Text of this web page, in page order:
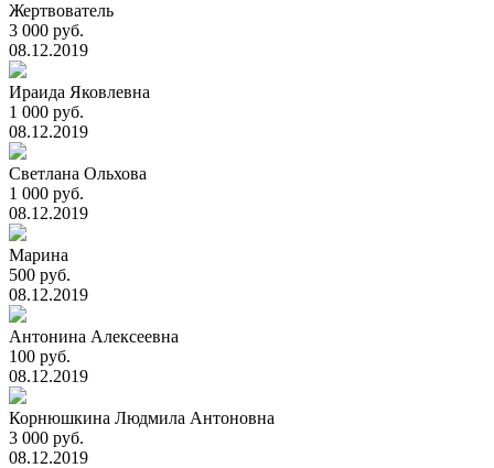
Жертвователь
3 000 руб.
08.12.2019
Ираида Яковлевна
1 000 руб.
08.12.2019
Светлана Ольхова
1 000 руб.
08.12.2019
Марина
500 руб.
08.12.2019
Антонина Алексеевна
100 руб.
08.12.2019
Корнюшкина Людмила Антоновна
3 000 руб.
08.12.2019